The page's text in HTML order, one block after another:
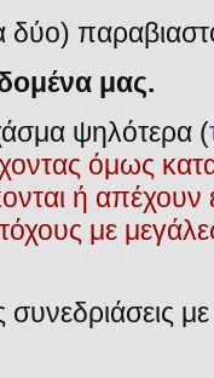
μας.
ψηλότερα (
όμως
ή απέχουν
με
συνεδριάσεις